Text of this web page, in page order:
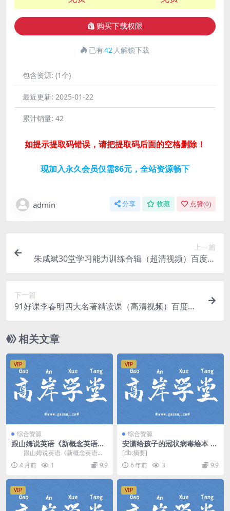
购买下载权限
已有42 人解锁下载
包含资源: (1个)
最近更新: 2025-01-22
累计销量: 42
如提示提取码错误，请把提取码后面的空格删除！
现加入永久会员仅需86元，全站资源畅下
admin 分享 收藏 点赞(0)
上一篇
朱咸斌30堂学习能力训练合辑（超清视频）百度网
下一篇
91好课李春明四大名著精读课（高清视频）百度网
相关文章
VIP
综合资源
跟山姆说英语《新概念英语第
1全册超精讲》百度网盘分享
跟山姆说英语《新概念英语第1
全册超精讲》新概念英语第1册共计
144课，共62...
4 月前 1 9.9
VIP
综合资源
安潇给孩子的冠状病毒绘本 百
度网盘
[db:摘要]
6 年前
3 9.9
VIP VIP